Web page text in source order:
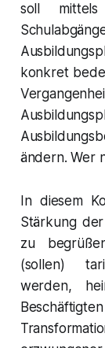
soll mittels
konkret
ändern. Wer
In diesem
Stärkung
zu
(sollen)
werden,